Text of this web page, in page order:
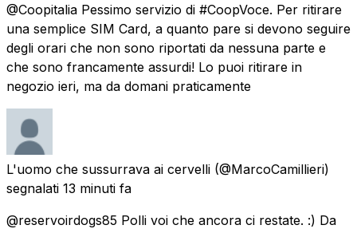
@Coopitalia Pessimo servizio di #CoopVoce. Per ritirare
una semplice SIM Card, a quanto pare si devono seguire
degli orari che non sono riportati da nessuna parte e
che sono francamente assurdi! Lo puoi ritirare in
negozio ieri, ma da domani praticamente
L'uomo che sussurrava ai cervelli (@MarcoCamillieri)
segnalati 13 minuti fa
@reservoirdogs85 Polli voi che ancora ci restate. :) Da